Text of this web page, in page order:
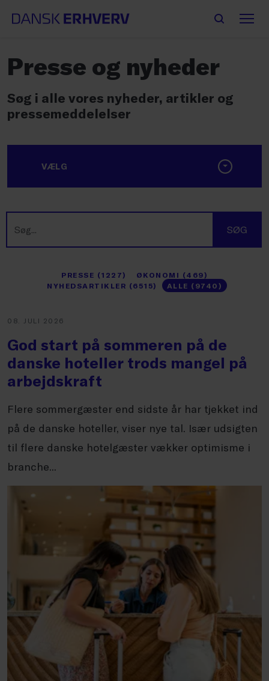
Presse og nyheder
Søg i alle vores nyheder, artikler og
pressemeddelelser
VÆLG
SØG
PRESSE (1227)
ØKONOMI (469)
NYHEDSARTIKLER (6515)
ALLE (9740)
08. JULI 2026
God start på sommeren på de
danske hoteller trods mangel på
arbejdskraft
Flere sommergæster end sidste år har tjekket ind
på de danske hoteller, viser nye tal. Især udsigten
til flere danske hotelgæster vækker optimisme i
branche...